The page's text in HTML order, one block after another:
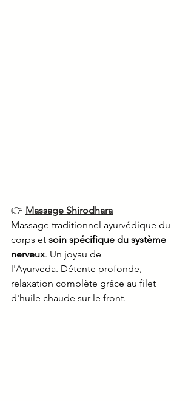
👉 Massage Shirodhara
Massage traditionnel ayurvédique du
corps et soin spécifique du système
nerveux. Un joyau de
l'Ayurveda. Détente profonde,
relaxation complète grâce au filet
d'huile chaude sur le front.